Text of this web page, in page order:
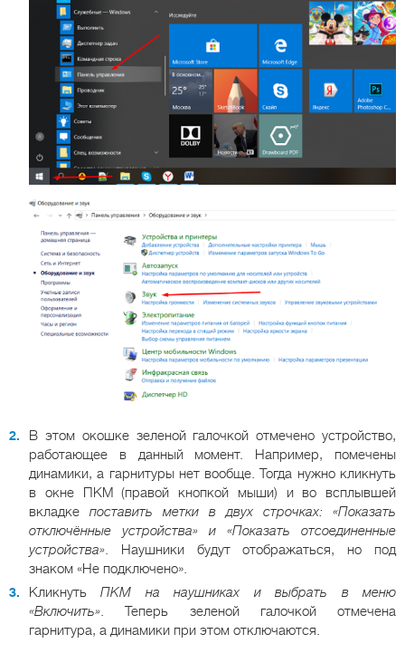
В этом окошке зеленой галочкой отмечено устройство,
работающее в данный момент. Например, помечены
динамики, а гарнитуры нет вообще. Тогда нужно кликнуть
в окне ПКМ (правой кнопкой мыши) и во всплывшей
вкладке поставить метки в двух строчках: «Показать
отключённые устройства» и «Показать отсоединенные
устройства». Наушники будут отображаться, но под
знаком «Не подключено».
КликнутьПКМ на наушниках и выбрать в меню
«Включить». Теперь зеленой галочкой отмечена
гарнитура, а динамики при этом отключаются.